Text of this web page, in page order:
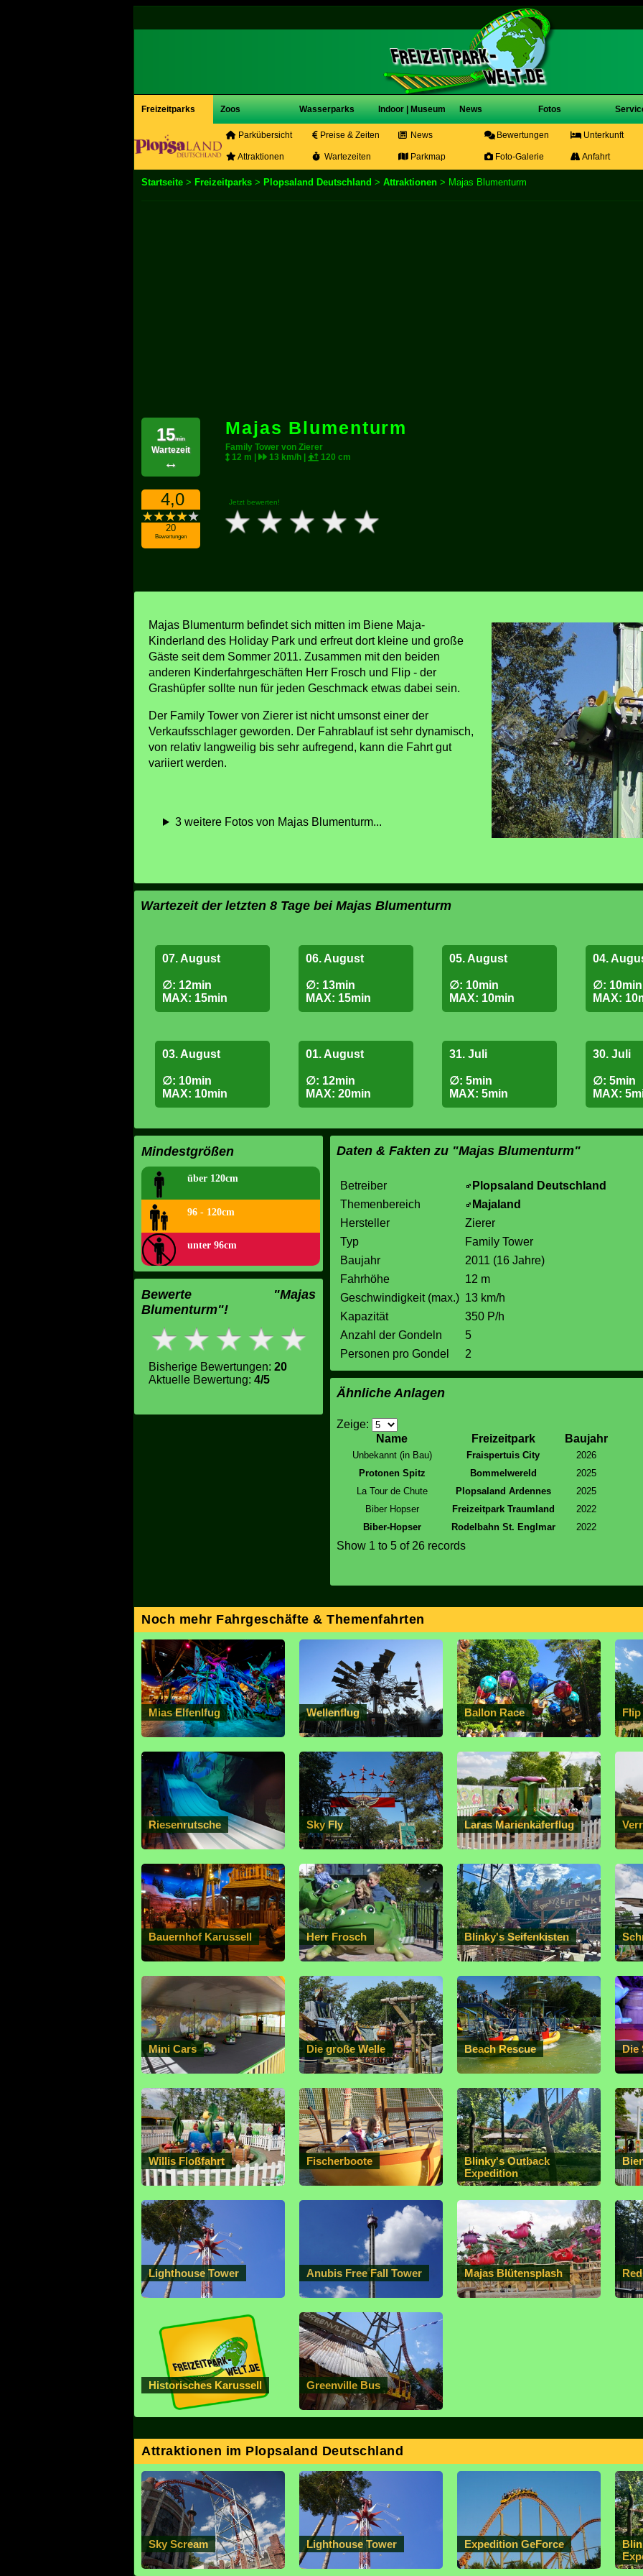
Freizeitparks Zoos Wasserparks Indoor | Museum News Fotos
Parkübersicht Preise & Zeiten News Bewertungen Unterkunft
Attraktionen Wartezeiten Parkmap Foto-Galerie Anfahrt
Startseite > Freizeitparks > Plopsaland Deutschland > Attraktionen > Majas Blumenturm
15min
Wartezeit
↔
Majas Blumenturm
Family Tower von Zierer
12 m |
13 km/h | 120 cm
4,0
20
Bewertungen
Jetzt bewerten!
Majas Blumenturm befindet sich mitten im Biene Maja-
Kinderland des Holiday Park und erfreut dort kleine und große
Gäste seit dem Sommer 2011. Zusammen mit den beiden
anderen Kinderfahrgeschäften Herr Frosch und Flip - der
Grashüpfer sollte nun für jeden Geschmack etwas dabei sein.
Der Family Tower von Zierer ist nicht umsonst einer der
Verkaufsschlager geworden. Der Fahrablauf ist sehr dynamisch,
von relativ langweilig bis sehr aufregend, kann die Fahrt gut
variiert werden.
3 weitere Fotos von Majas Blumenturm...
Wartezeit der letzten 8 Tage bei Majas Blumenturm
07. August
∅: 12min
MAX: 15min
06. August
∅: 13min
MAX: 15min
05. August
∅: 10min
MAX: 10min
04.
∅: 10min
MAX:
03. August
∅: 10min
MAX: 10min
01. August
∅: 12min
MAX: 20min
31. Juli
∅: 5min
MAX: 5min
30. Juli
∅: 5min
MAX:
Mindestgrößen
über 120cm
96 - 120cm
unter 96cm
Bewerte "Majas
Blumenturm"!
Bisherige Bewertungen: 20
Aktuelle Bewertung: 4/5
Daten & Fakten zu "Majas Blumenturm"
Betreiber
Plopsaland Deutschland
Themenbereich
Majaland
Hersteller
Zierer
Typ
Family Tower
Baujahr
2011 (16 Jahre)
Fahrhöhe
12 m
Geschwindigkeit (max.) 13 km/h
Kapazität
350 P/h
Anzahl der Gondeln
5
Personen pro Gondel
2
Ähnliche Anlagen
Zeige:
Name
Freizeitpark Baujahr
Unbekannt (in Bau) Fraispertuis City
2026
Protonen Spitz
Bommelwereld
2025
La Tour de Chute
Plopsaland Ardennes
2025
Biber Hopser
Freizeitpark Traumland
2022
Biber-Hopser
Rodelbahn St. Englmar 2022
Show 1 to 5of 26 records
Noch mehr Fahrgeschäfte & Themenfahrten
Mias Elfenlfug Wellenflug Ballon Race
Riesenrutsche Sky Fly Laras Marienkäferflug
Bauernhof Karussell Herr Frosch Blinky's Seifenkisten
Mini Cars Die große Welle Beach Rescue Die
Willis Floßfahrt Fischerboote
Blinky's Outback
Expedition
Lighthouse Tower Anubis Free Fall Tower Majas Blütensplash
Historisches Karussell Greenville Bus
Attraktionen im Plopsaland Deutschland
Sky Scream Lighthouse Tower Expedition GeForce